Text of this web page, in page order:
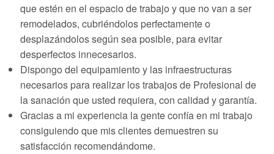
que estén en el espacio de trabajo y que no van a ser
remodelados, cubriéndolos perfectamente o
desplazándolos según sea posible, para evitar
desperfectos innecesarios.
Dispongo del equipamiento y las infraestructuras
necesarios para realizar los trabajos de Profesional de
la sanación que usted requiera, con calidad y garantía.
Gracias a mi experiencia la gente confía en mi trabajo
consiguiendo que mis clientes demuestren su
satisfacción recomendándome.